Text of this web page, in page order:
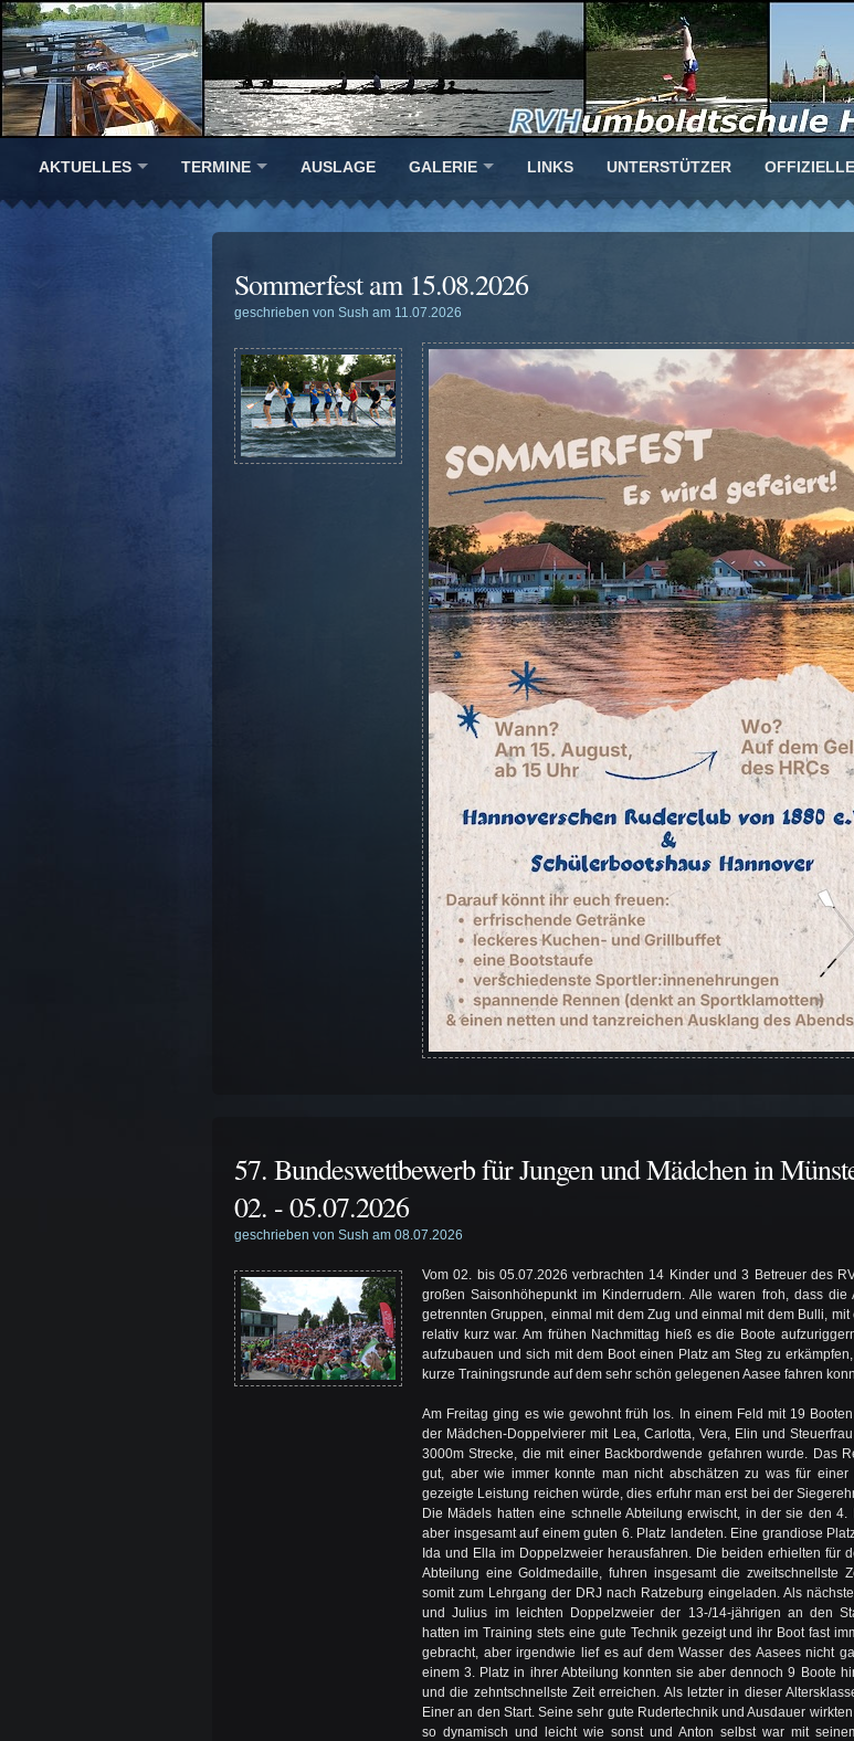
AKTUELLES TERMINE AUSLAGE GALERIE LINKS UNTERSTÜTZER
Sommerfest am 15.08.2026
geschrieben von Sush am 11.07.2026
57. Bundeswettbewerb für Jungen und Mädchen in
02. - 05.07.2026
geschrieben von Sush am 08.07.2026
Vom 02. bis 05.07.2026 verbrachten 14 Kinder und 3 Betreuer des
großen Saisonhöhepunkt im Kinderrudern. Alle waren froh, dass die
getrennten Gruppen, einmal mit dem Zug und einmal mit dem Bulli, mit
relativ kurz war. Am frühen Nachmittag hieß es die Boote
aufzubauen und sich mit dem Boot einen Platz am Steg zu
kurze Trainingsrunde auf dem sehr schön gelegenen Aasee fahren
Am Freitag ging es wie gewohnt früh los. In einem Feld mit 19
der Mädchen-Doppelvierer mit Lea, Carlotta, Vera, Elin und
3000m Strecke, die mit einer Backbordwende gefahren wurde. Das
gut, aber wie immer konnte man nicht abschätzen zu was für einer
gezeigte Leistung reichen würde, dies erfuhr man erst bei der
Die Mädels hatten eine schnelle Abteilung erwischt, in der sie den 4.
aber insgesamt auf einem guten 6. Platz landeten. Eine grandiose
Ida und Ella im Doppelzweier herausfahren. Die beiden erhielten für
Abteilung eine Goldmedaille, fuhren insgesamt die zweitschnellste
somit zum Lehrgang der DRJ nach Ratzeburg eingeladen. Als
und Julius im leichten Doppelzweier der 13-/14-jährigen an den
hatten im Training stets eine gute Technik gezeigt und ihr Boot fast
gebracht, aber irgendwie lief es auf dem Wasser des Aasees nicht
einem 3. Platz in ihrer Abteilung konnten sie aber dennoch 9 Boote
und die zehntschnellste Zeit erreichen. Als letzter in dieser
Einer an den Start. Seine sehr gute Rudertechnik und Ausdauer
so dynamisch und leicht wie sonst und Anton selbst war mit